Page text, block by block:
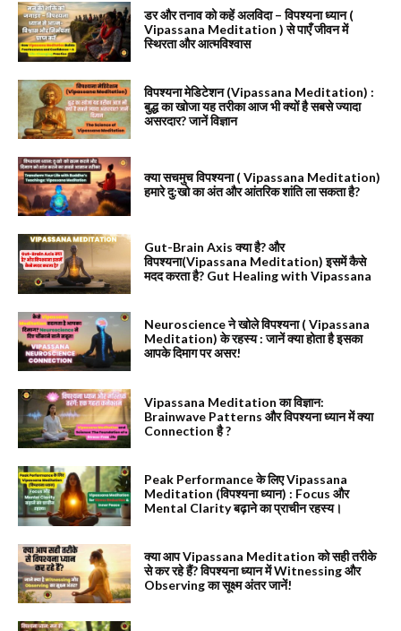
डर और तनाव को कहें अलविदा – विपश्यना ध्यान (
Vipassana Meditation ) से पाएँ जीवन में
स्थिरता और आत्मविश्वास
विपश्यना मेडिटेशन (Vipassana Meditation) :
बुद्ध का खोजा यह तरीका आज भी क्यों है सबसे ज्यादा
असरदार? जानें विज्ञान
क्या सचमुच विपश्यना ( Vipassana Meditation)
हमारे दु:खो का अंत और आंतरिक शांति ला सकता है?
Gut-Brain Axis क्या है? और
विपश्यना(Vipassana Meditation) इसमें कैसे
मदद करता है? Gut Healing with Vipassana
Neuroscience ने खोले विपश्यना ( Vipassana
Meditation) के रहस्य : जानें क्या होता है इसका
आपके दिमाग पर असर!
Vipassana Meditation का विज्ञान:
Brainwave Patterns और विपश्यना ध्यान में क्या
Connection है ?
Peak Performance के लिए Vipassana
Meditation (विपश्यना ध्यान) : Focus और
Mental Clarity बढ़ाने का प्राचीन रहस्य।
क्या आप Vipassana Meditation को सही तरीके
से कर रहे हैं? विपश्यना ध्यान में Witnessing और
Observing का सूक्ष्म अंतर जानें!